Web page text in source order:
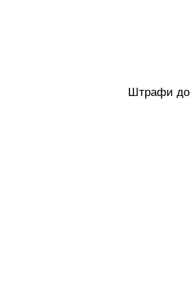
Штрафи до